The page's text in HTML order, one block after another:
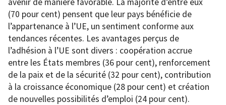
(70 pour cent) pensent que leur pays bénéficie de
l’appartenance à l’UE, un sentiment conforme aux
tendances récentes. Les avantages perçus de
l’adhésion à l’UE sont divers : coopération accrue
entre les États membres (36 pour cent), renforcement
de la paix et de la sécurité (32 pour cent), contribution
à la croissance économique (28 pour cent) et création
de nouvelles possibilités d’emploi (24 pour cent).